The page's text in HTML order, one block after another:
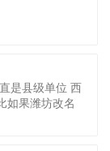
是县级单位 西
如果潍坊改名